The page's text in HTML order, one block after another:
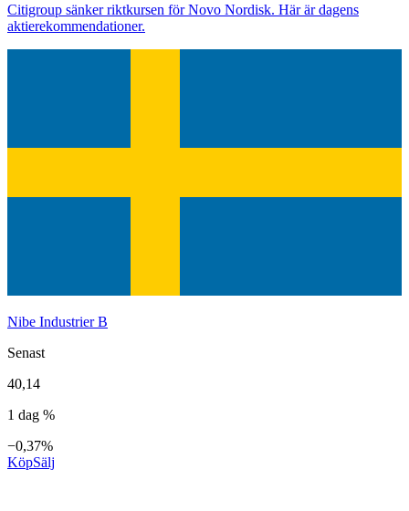
Citigroup sänker riktkursen för Novo Nordisk. Här är dagens
aktierekommendationer.
Nibe Industrier B
Senast
40,14
1 dag %
−0,37%
KöpSälj